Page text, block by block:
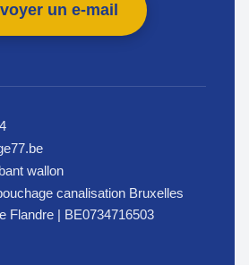
un e-mail
wallon
canalisation Bruxelles
Flandre | BE0734716503